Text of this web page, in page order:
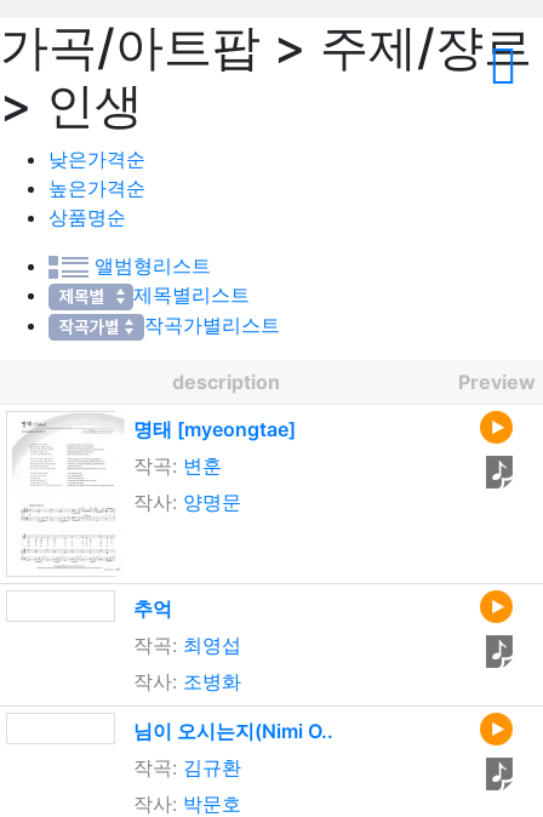
가곡/아트팝 > 주제/쟝르
> 인생
낮은가격순
높은가격순
상품명순
앨범형리스트
제목별리스트
작곡가별리스트
description
Preview
명태 [myeongtae]
작곡: 변훈
작사: 양명문
추억
작곡: 최영섭
작사: 조병화
님이 오시는지(Nimi O..
작곡: 김규환
작사: 박문호